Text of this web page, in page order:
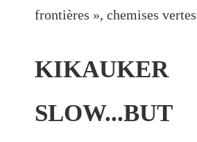
frontières », chemises